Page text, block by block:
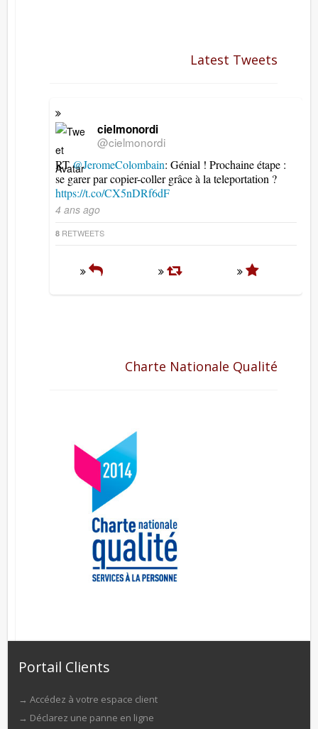
Latest Tweets
cielmonordi
@cielmonordi
RT@JeromeColombain: Génial ! Prochaine étape :
se garer par copier-coller grâce à la teleportation ?
https://t.co/CX5nDRf6dF
4 ans ago
8 RETWEETS
Charte Nationale Qualité
Portail Clients
→ Accédez à votre espace client
→ Déclarez une panne en ligne